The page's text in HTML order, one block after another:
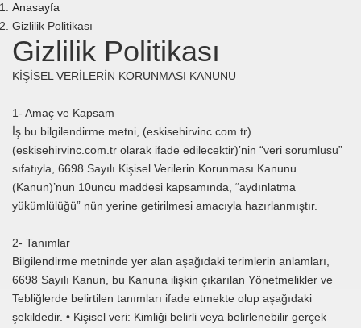
Anasayfa
Gizlilik Politikası
Gizlilik Politikası
KİŞİSEL VERİLERİN KORUNMASI KANUNU
1- Amaç ve Kapsam
İş bu bilgilendirme metni, (eskisehirvinc.com.tr)
(eskisehirvinc.com.tr olarak ifade edilecektir)’nin “veri sorumlusu”
sıfatıyla, 6698 Sayılı Kişisel Verilerin Korunması Kanunu
(Kanun)’nun 10uncu maddesi kapsamında, “aydınlatma
yükümlülüğü” nün yerine getirilmesi amacıyla hazırlanmıştır.
2- Tanımlar
Bilgilendirme metninde yer alan aşağıdaki terimlerin anlamları,
6698 Sayılı Kanun, bu Kanuna ilişkin çıkarılan Yönetmelikler ve
Tebliğlerde belirtilen tanımları ifade etmekte olup aşağıdaki
şekildedir. • Kişisel veri: Kimliği belirli veya belirlenebilir gerçek